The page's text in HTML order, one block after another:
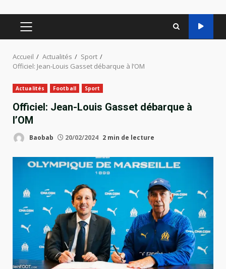
MENU
PRINCIPAL
Accueil Actualités
Sport
Officiel: Jean-Louis Gasset débarque à l’OM
Actualités Football Sport
Officiel: Jean-Louis Gasset débarque à
l’OM
Baobab 20/02/2024 2 min de lecture